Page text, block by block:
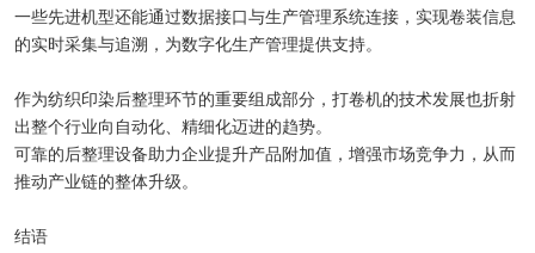
一些先进机型还能通过数据接口与生产管理系统连接，实现卷装信息
的实时采集与追溯，为数字化生产管理提供支持。
作为纺织印染后整理环节的重要组成部分，打卷机的技术发展也折射
出整个行业向自动化、精细化迈进的趋势。
可靠的后整理设备助力企业提升产品附加值，增强市场竞争力，从而
推动产业链的整体升级。
结语